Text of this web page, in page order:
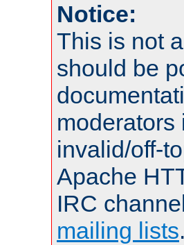
Notice:
This is not
should be
moderators
invalid/off-
Apache
IRC
mailing lists.